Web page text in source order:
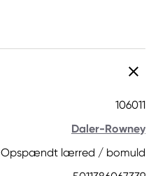
106011
Daler-Rowney
Opspændt lærred / bomuld